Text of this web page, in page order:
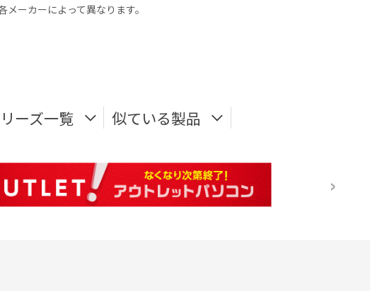
ーカーによって異なります。
ーズ一覧 似ている製品